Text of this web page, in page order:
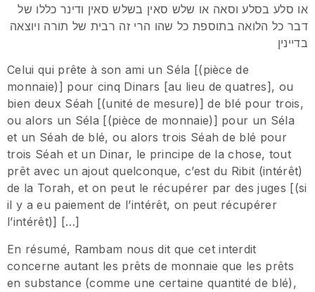
או סלע בסלע וסאה או שלש סאין בשלש סאין ודינר כללו של
דבר כל הלואה בתוספת כל שהו הרי זה רבית של תורה ויוצאה
בדיינין
Celui qui prête à son ami un Séla [(pièce de
monnaie)] pour cinq Dinars [au lieu de quatres], ou
bien deux Séah [(unité de mesure)] de blé pour trois,
ou alors un Séla [(pièce de monnaie)] pour un Séla
et un Séah de blé, ou alors trois Séah de blé pour
trois Séah et un Dinar, le principe de la chose, tout
prêt avec un ajout quelconque, c’est du Ribit (intérêt)
de la Torah, et on peut le récupérer par des juges [(si
il y a eu paiement de l’intérêt, on peut récupérer
l’intérêt)] […]
En résumé, Rambam nous dit que cet interdit
concerne autant les prêts de monnaie que les prêts
en substance (comme une certaine quantité de blé),